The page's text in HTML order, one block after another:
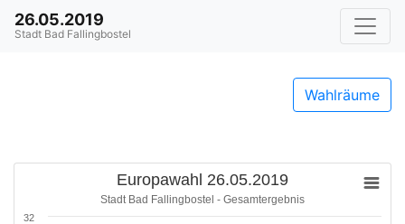
26.05.2019
Stadt Bad Fallingbostel
Wahlräume
Europawahl 26.05.2019
Stadt Bad Fallingbostel - Gesamtergebnis
32